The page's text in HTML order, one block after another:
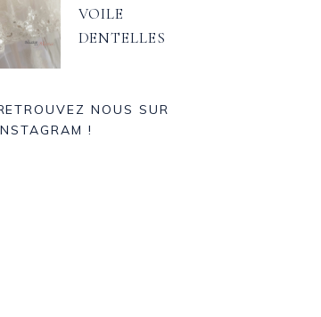
VOILE
DENTELLES
NOUS SUR
!